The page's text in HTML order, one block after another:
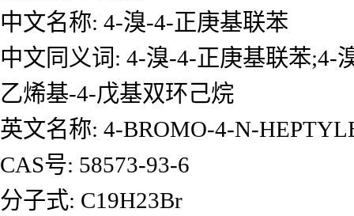
中文名称: 4-溴-4-正庚基联苯
中文同义词: 4-溴-4-正庚基联苯;4-
乙烯基-4-戊基双环己烷
英文名称: 4-BROMO-4-N-
CAS号: 58573-93-6
分子式: C19H23Br